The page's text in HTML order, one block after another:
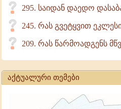
295. საიდან დაედო
245. რას გვეტყვით
209. რას წარმოადგენს
აქტუალური თემები